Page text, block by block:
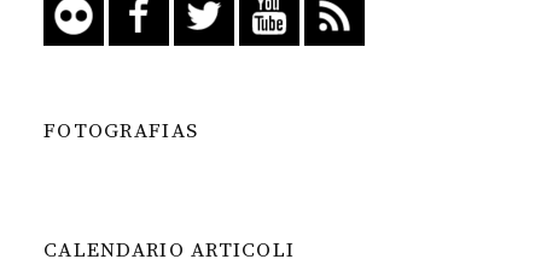
FOTOGRAFIAS
CALENDARIO ARTICOLI